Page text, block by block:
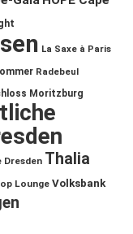
La Saxe à Paris
Radebeul
Moritzburg
Dresden Thalia
Lounge Volksbank